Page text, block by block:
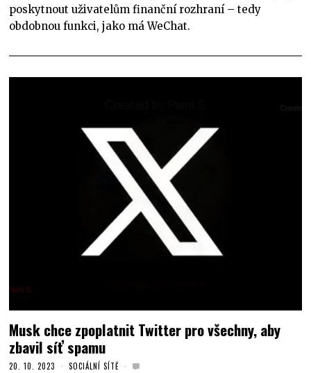
poskytnout uživatelům finanční rozhraní – tedy
obdobnou funkci, jako má WeChat.
Musk chce zpoplatnit Twitter pro všechny, aby
zbavil síť spamu
20. 10. 2023 SOCIÁLNÍ SÍTĚ